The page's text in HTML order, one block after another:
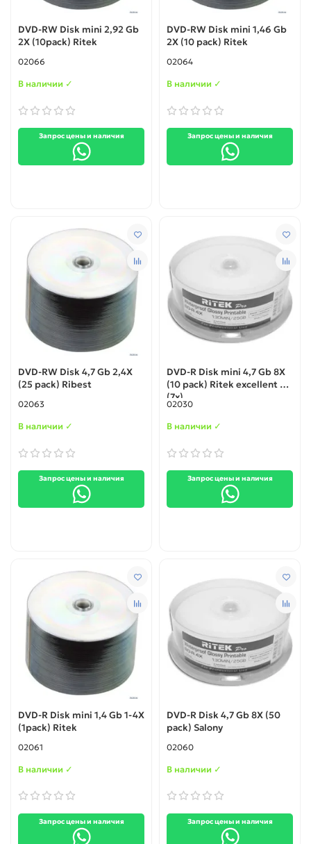
DVD-RW Disk mini 2,92 Gb
2X (10pack) Ritek
02066
В наличии ✓
Запрос цены и наличия
DVD-RW Disk mini 1,46 Gb
2X (10 pack) Ritek
02064
В наличии ✓
Запрос цены и наличия
DVD-RW Disk 4,7 Gb 2,4X
(25 pack) Ribest
02063
В наличии ✓
Запрос цены и наличия
DVD-R Disk mini 4,7 Gb 8X
(10 pack) Ritek excellent X
(7x)
02030
В наличии ✓
Запрос цены и наличия
DVD-R Disk mini 1,4 Gb 1-4X
(1pack) Ritek
02061
В наличии ✓
Запрос цены и наличия
DVD-R Disk 4,7 Gb 8X (50
pack) Salony
02060
В наличии ✓
Запрос цены и наличия